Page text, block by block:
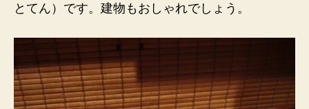
とてん）です。建物もおしゃれでしょう。